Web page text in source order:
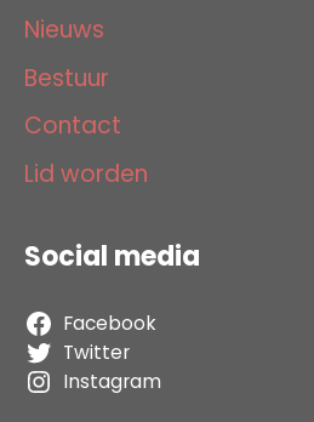
Nieuws
Bestuur
Contact
Lid worden
Social media
Facebook
Twitter
Instagram